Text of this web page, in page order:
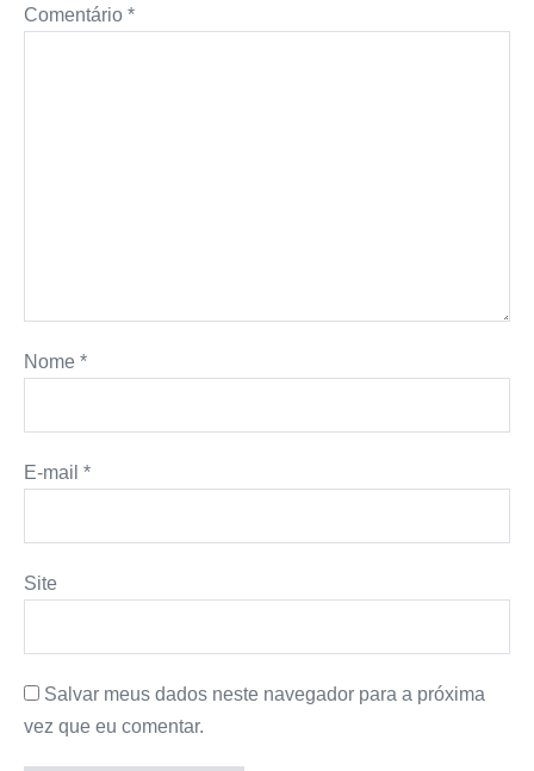
p k
Comentário *
Nome *
E-mail *
Site
Salvar meus dados neste navegador para a próxima
vez que eu comentar.